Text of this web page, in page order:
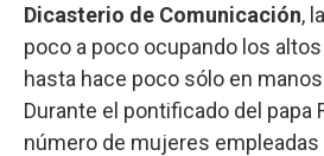
Dicasterio de Comunicación,
poco a poco ocupando los
hasta hace poco sólo en
Durante el pontificado del papa
número de mujeres empleadas